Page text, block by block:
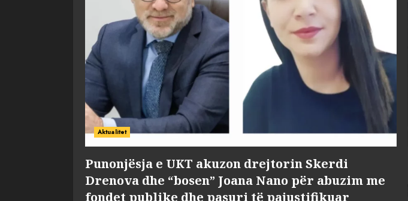
Aktualitet
Punonjësja e UKT akuzon drejtorin Skerdi
Drenova dhe “bosen” Joana Nano për abuzim me
fondet publike dhe pasuri të pajustifikuar